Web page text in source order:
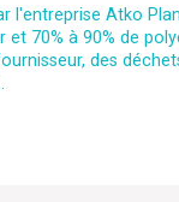
l'entreprise Atko
70% à 90% de
des